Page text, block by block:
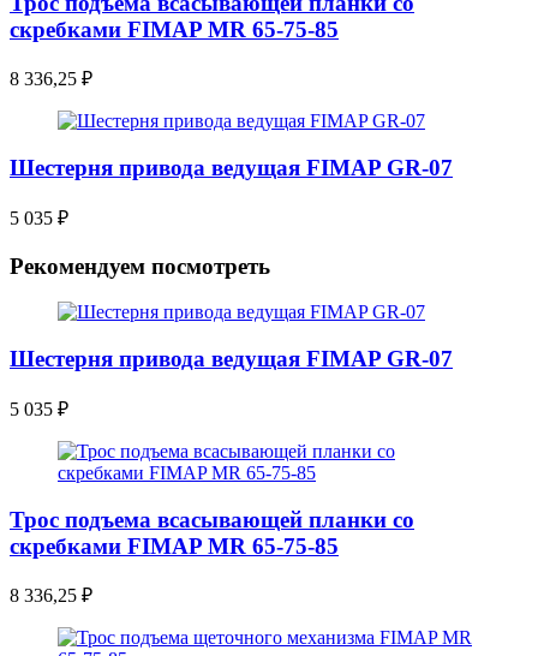
скребками FIMAP MR 65-75-85
8 336,25 ₽
Шестерня привода ведущая FIMAP GR-07
5 035 ₽
Рекомендуем посмотреть
Шестерня привода ведущая FIMAP GR-07
5 035 ₽
Трос подъема всасывающей планки со
скребками FIMAP MR 65-75-85
8 336,25 ₽